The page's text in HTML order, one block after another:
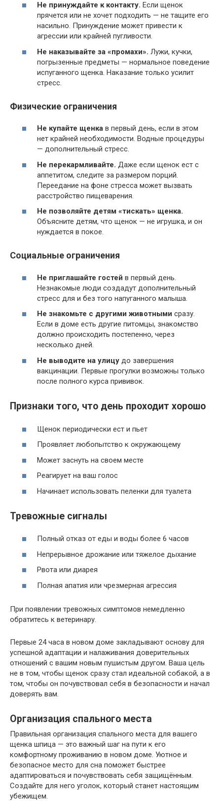
Не принуждайте к контакту. Если щенок
прячется или не хочет подходить — не тащите его
насильно. Принуждение может привести к
агрессии или крайней пугливости.
Не наказывайте за «промахи». Лужи, кучки,
погрызенные предметы — нормальное поведение
испуганного щенка. Наказание только усилит
стресс.
Физические ограничения
Не купайте щенка в первый день, если в этом
нет крайней необходимости. Водные процедуры
— дополнительный стресс.
Не перекармливайте. Даже если щенок ест с
аппетитом, следите за размером порций.
Переедание на фоне стресса может вызвать
расстройство пищеварения.
Не позволяйте детям «тискать» щенка.
Объясните детям, что щенок — не игрушка, и он
нуждается в покое.
Социальные ограничения
Не приглашайте гостей в первый день.
Незнакомые люди создадут дополнительный
стресс для и без того напуганного малыша.
Не знакомьте с другими животными сразу.
Если в доме есть другие питомцы, знакомство
должно происходить постепенно, через
несколько дней.
Не выводите на улицу до завершения
вакцинации. Первые прогулки возможны только
после полного курса прививок.
Признаки того, что день проходит хорошо
Щенок периодически ест и пьет
Проявляет любопытство к окружающему
Может заснуть на своем месте
Реагирует на ваш голос
Начинает использовать пеленки для туалета
Тревожные сигналы
Полный отказ от еды и воды более 6 часов
Непрерывное дрожание или тяжелое дыхание
Рвота или диарея
Полная апатия или чрезмерная агрессия
При появлении тревожных симптомов немедленно
обратитесь к ветеринару.
Первые 24 часа в новом доме закладывают основу для
успешной адаптации и налаживания доверительных
отношений с вашим новым пушистым другом. Ваша цель
не в том, чтобы щенок сразу стал идеальной собакой, а в
том, чтобы он почувствовал себя в безопасности и начал
доверять вам.
Организация спального места
Правильная организация спального места для вашего
щенка шпица — это важный шаг на пути к его
комфортному проживанию в новом доме. Уютное и
безопасное место для сна поможет быстрее
адаптироваться и почувствовать себя защищённым.
Создайте для него уголок, который станет настоящим
убежищем.